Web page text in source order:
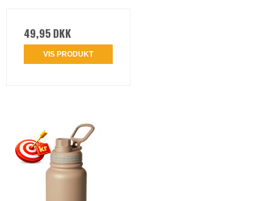
49,95 DKK
VIS PRODUKT